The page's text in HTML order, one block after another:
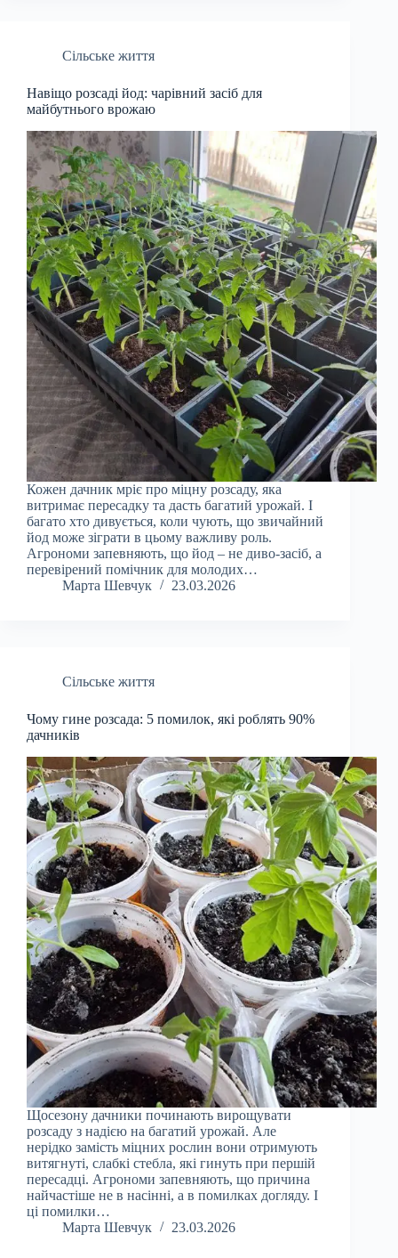
Сільське життя
Навіщо розсаді йод: чарівний засіб для
майбутнього врожаю
Кожен дачник мріє про міцну розсаду, яка
витримає пересадку та дасть багатий урожай. І
багато хто дивується, коли чують, що звичайний
йод може зіграти в цьому важливу роль.
Агрономи запевняють, що йод – не диво-засіб, а
перевірений помічник для молодих…
Марта Шевчук
23.03.2026
Сільське життя
Чому гине розсада: 5 помилок, які роблять 90%
дачників
Щосезону дачники починають вирощувати
розсаду з надією на багатий урожай. Але
нерідко замість міцних рослин вони отримують
витягнуті, слабкі стебла, які гинуть при першій
пересадці. Агрономи запевняють, що причина
найчастіше не в насінні, а в помилках догляду. І
ці помилки…
Марта Шевчук
23.03.2026